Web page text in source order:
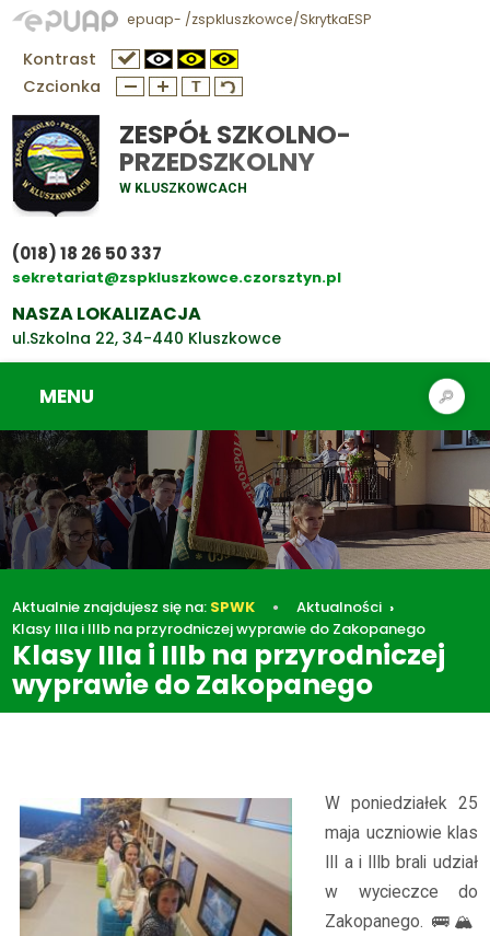
epuap- /zspkluszkowce/SkrytkaESP
Kontrast
Czcionka
ZESPÓŁ SZKOLNO-
PRZEDSZKOLNY
W KLUSZKOWCACH
(018) 18 26 50 337
sekretariat@zspkluszkowce.czorsztyn.pl
NASZA LOKALIZACJA
ul.Szkolna 22, 34-440 Kluszkowce
Aktualnie znajdujesz się na: SPWK
Aktualności
Klasy IIIa i IIIb na przyrodniczej wyprawie do Zakopanego
Klasy IIIa i IIIb na przyrodniczej
wyprawie do Zakopanego
MENU
W poniedziałek 25
maja uczniowie klas
III a i IIIb brali udział
w wycieczce do
Zakopanego. 🚌🏔️